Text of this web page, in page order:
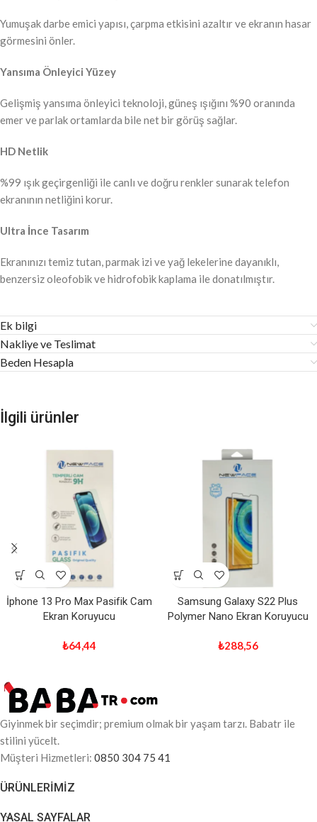
Yumuşak darbe emici yapısı, çarpma etkisini azaltır ve ekranın hasar
görmesini önler.
Yansıma Önleyici Yüzey
Gelişmiş yansıma önleyici teknoloji, güneş ışığını %90 oranında
emer ve parlak ortamlarda bile net bir görüş sağlar.
HD Netlik
%99 ışık geçirgenliği ile canlı ve doğru renkler sunarak telefon
ekranının netliğini korur.
Ultra İnce Tasarım
Ekranınızı temiz tutan, parmak izi ve yağ lekelerine dayanıklı,
benzersiz oleofobik ve hidrofobik kaplama ile donatılmıştır.
Ek bilgi
Nakliye ve Teslimat
Beden Hesapla
İlgili ürünler
İphone 13 Pro Max Pasifik Cam
Ekran Koruyucu
₺64,44
Samsung Galaxy S22 Plus
Polymer Nano Ekran Koruyucu
₺288,56
Giyinmek bir seçimdir; premium olmak bir yaşam tarzı. Babatr ile
stilini yücelt.
Müşteri Hizmetleri: 0850 304 75 41
ÜRÜNLERIMIZ
YASAL SAYFALAR